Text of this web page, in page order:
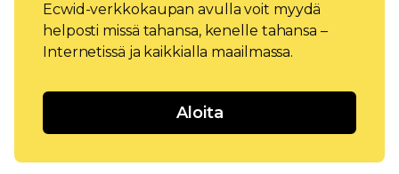
Ecwid-verkkokaupan avulla voit myydä
helposti missä tahansa, kenelle tahansa –
Internetissä ja kaikkialla maailmassa.
Aloita